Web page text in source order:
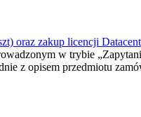
oraz zakup licencji
w trybie
z opisem przedmiotu